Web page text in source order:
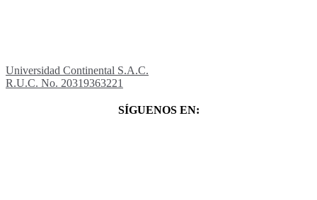
Universidad Continental S.A.C.
R.U.C. No. 20319363221
SÍGUENOS EN: